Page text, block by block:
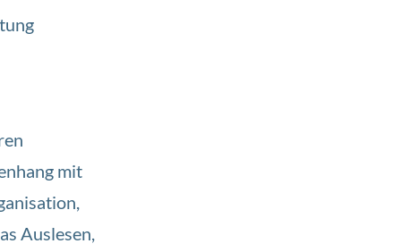
mit
Auslesen,